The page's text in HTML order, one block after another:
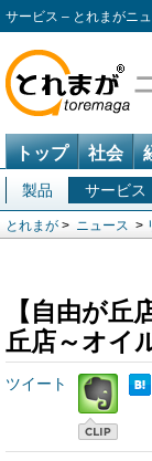
サービス – とれまがニ
トップ 社会
製品 サービス
とれまが > ニュース >
【自由が
丘店～オイ
ツイート